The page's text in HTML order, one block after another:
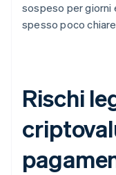
sospeso per giorni
spesso poco
Rischi